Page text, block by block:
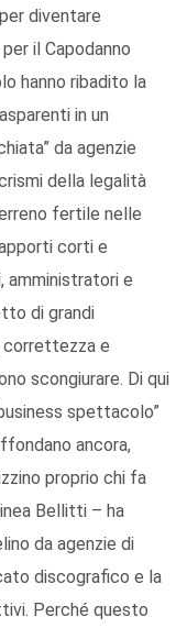
diventare
il Capodanno
hanno ribadito la
in un
da agenzie
della legalità
fertile nelle
corti e
amministratori e
di grandi
correttezza e
scongiurare. Di qui
spettacolo”
ancora,
proprio chi fa
Bellitti – ha
da agenzie di
discografico e la
Perché questo